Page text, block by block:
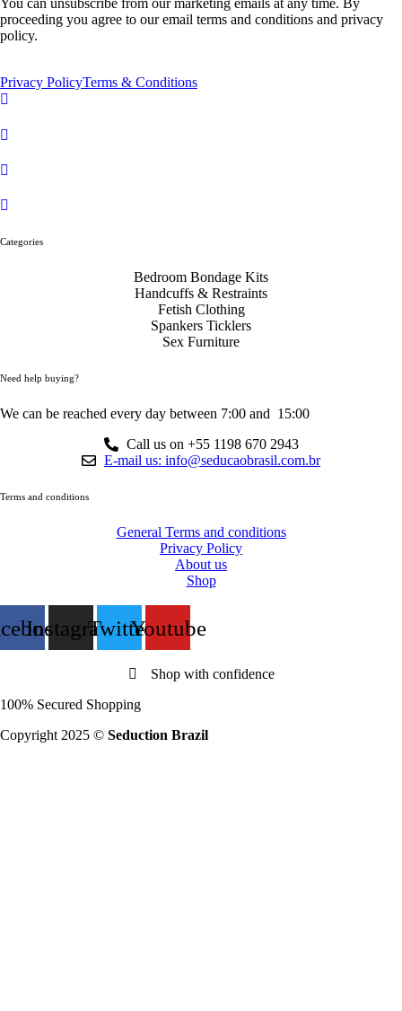
You can unsubscribe from our marketing emails at any time. By
proceeding you agree to our email terms and conditions and privacy
policy.
Privacy PolicyTerms & Conditions
Categories
Bedroom Bondage Kits
Handcuffs & Restraints
Fetish Clothing
Spankers Ticklers
Sex Furniture
Need help buying?
We can be reached every day between 7:00 and 15:00
Call us on +55 1198 670 2943
E-mail us: info@seducaobrasil.com.br
Terms and conditions
General Terms and conditions
Privacy Policy
About us
Shop
InstagramTwitterYoutube
Shop with confidence
100% Secured Shopping
Copyright 2025 © Seduction Brazil